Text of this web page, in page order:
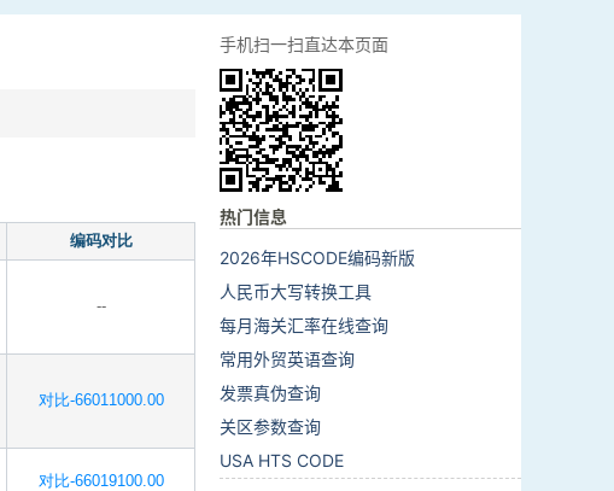
编码对比
--
对比-66011000.00
对比-66019100.00
手机扫一扫直达本页面
热门信息
2026年HSCODE编码新版
人民币大写转换工具
每月海关汇率在线查询
常用外贸英语查询
发票真伪查询
关区参数查询
USA HTS CODE